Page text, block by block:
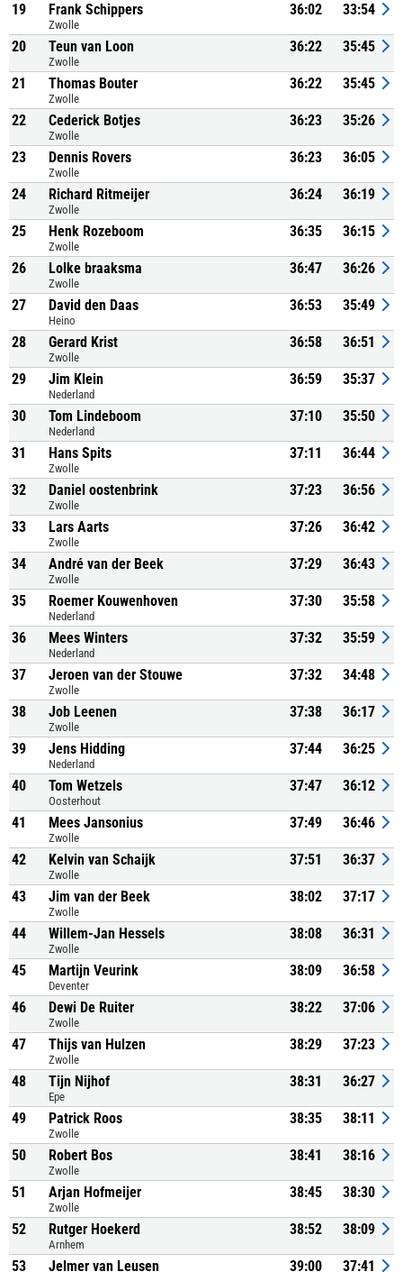
19 Frank Schippers
Zwolle
36:02 33:54
20 Teun van Loon
Zwolle
36:22 35:45
21 Thomas Bouter
Zwolle
36:22 35:45
22 Cederick Botjes
Zwolle
36:23 35:26
23 Dennis Rovers
Zwolle
36:23 36:05
24 Richard Ritmeijer
Zwolle
36:24 36:19
25 Henk Rozeboom
Zwolle
36:35 36:15
26 Lolke braaksma
Zwolle
36:47 36:26
27 David den Daas
Heino
36:53 35:49
28 Gerard Krist
Zwolle
36:58 36:51
29 Jim Klein
Nederland
36:59 35:37
30 Tom Lindeboom
Nederland
37:10 35:50
31 Hans Spits
Zwolle
37:11 36:44
32 Daniel oostenbrink
Zwolle
37:23 36:56
33 Lars Aarts
Zwolle
37:26 36:42
34 André van der Beek
Zwolle
37:29 36:43
35 Roemer Kouwenhoven
Nederland
37:30 35:58
36 Mees Winters
Nederland
37:32 35:59
37 Jeroen van der Stouwe
Zwolle
37:32 34:48
38 Job Leenen
Zwolle
37:38 36:17
39 Jens Hidding
Nederland
37:44 36:25
40 Tom Wetzels
Oosterhout
37:47 36:12
41 Mees Jansonius
Zwolle
37:49 36:46
42 Kelvin van Schaijk
Zwolle
37:51 36:37
43 Jim van der Beek
Zwolle
38:02 37:17
44 Willem-Jan Hessels
Zwolle
38:08 36:31
45 Martijn Veurink
Deventer
38:09 36:58
46 Dewi De Ruiter
Zwolle
38:22 37:06
47 Thijs van Hulzen
Zwolle
38:29 37:23
48 Tijn Nijhof
Epe
38:31 36:27
49 Patrick Roos
Zwolle
38:35 38:11
50 Robert Bos
Zwolle
38:41 38:16
51 Arjan Hofmeijer
Zwolle
38:45 38:30
52 Rutger Hoekerd
Arnhem
38:52 38:09
53 Jelmer van Leusen 39:00 37:41